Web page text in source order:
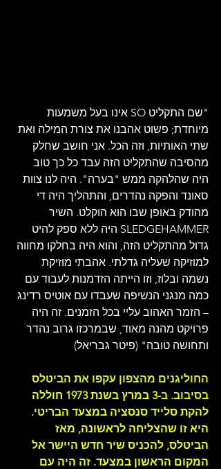
"שם התקליט SO אינו בעל משמעות
מיוחדת; פשוט אהבנו את צורת המילה ואת
שתי האותיות, וזה הכל. אני חושב שחלק
מהסיבה שהתקליט הזה עבד כל כך טוב
היה שהלהקה ממש "בערה". היה לנו צוות
סאונד והפקה נהדרים, והתהליך היה די
מהודק באופן שבו הוא הוקלט. השיר
SLEDGEHAMMER היה ללא ספק להיט
גדול מהתקליט הזה, והוא היה בחלקו מחווה
למוזיקה שעליה גדלתי. אהבתי מוזיקת
נשמה ובלוז, וזו הייתה הזדמנות לעבוד עם
כמה מנגני הנשיפה שעבדו עם אוטיס רדינג
– הזמר האהוב עליי בכל הזמנים. זה היה
פרויקט מהנה מאוד, שבמרכזו גרוב נהדר
ותחושה טובה" (פיטר גבריאל)
החוליגנים מהצפון עקפו את הביטלס
בסיבוב. ב-
3 במרץ בשנת 1973 חוללה
להקת סלייד סנסציה במצעד הבריטי.
היא זו שהצליחה לראשונה, מאז
הביטלס, להכניס שיר חדש היישר אל
המקום הראשון במצעד. זה היה עם